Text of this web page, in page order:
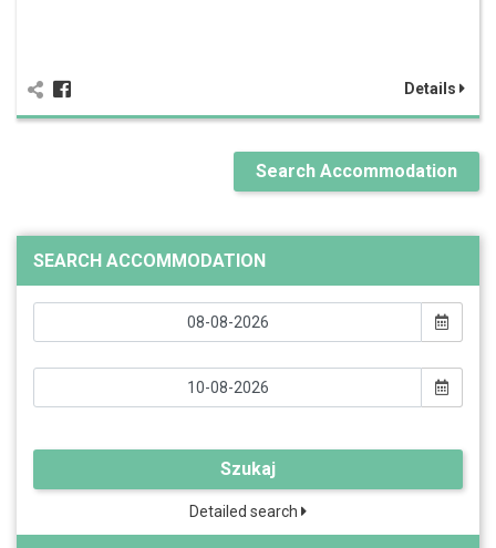
Details
Search Accommodation
SEARCH ACCOMMODATION
Szukaj
Detailed search